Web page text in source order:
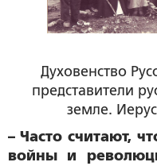
Духовенство
представители
земле.
– Часто считают,
войны и